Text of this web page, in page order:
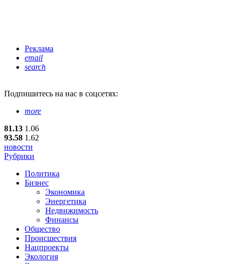
Реклама
email
search
Подпишитесь на нас в соцсетях:
more
81.13 1.06
93.58 1.62
новости
Рубрики
Политика
Бизнес
Экономика
Энергетика
Недвижимость
Финансы
Общество
Происшествия
Нацпроекты
Экология